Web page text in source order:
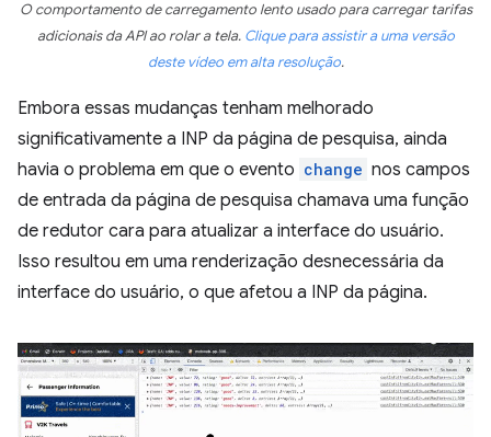
O comportamento de carregamento lento usado para carregar tarifas
adicionais da API ao rolar a tela. Clique para assistir a uma versão
deste vídeo em alta resolução.
Embora essas mudanças tenham melhorado
significativamente a INP da página de pesquisa, ainda
havia o problema em que o evento change nos campos
de entrada da página de pesquisa chamava uma função
de redutor cara para atualizar a interface do usuário.
Isso resultou em uma renderização desnecessária da
interface do usuário, o que afetou a INP da página.